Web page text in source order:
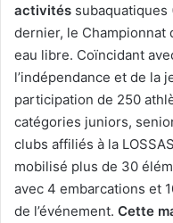
activités subaquatiques
dernier, le Championnat
eau libre. Coïncidant
l’indépendance et de la
participation de 250
catégories juniors,
clubs affiliés à la
mobilisé plus de 30
avec 4 embarcations et
de l’événement. Cette